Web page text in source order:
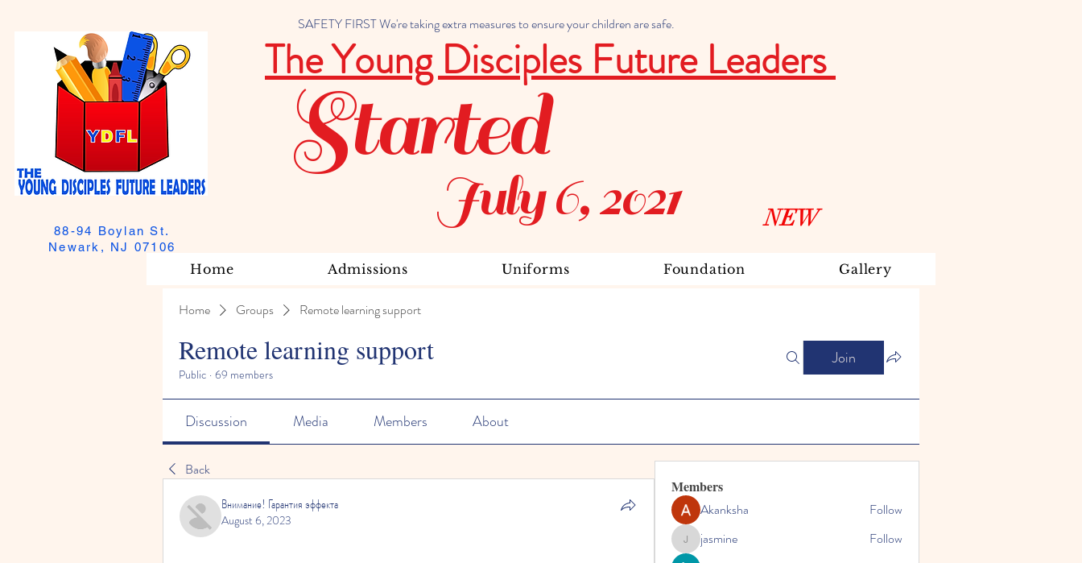
SAFETY FIRST We're taking extra measures to ensure your children are safe.
88-94 Boylan St.
Newark, NJ 07106
The Young Disciples Future Leaders
July 6, 2021
Started
Home Admissions Uniforms Foundation Gallery
NEW
Home Groups Remote learning support
Remote learning support
Public · 69 members
Join
Discussion Media Members About
Back
Внимание! Гарантия эффекта
August 6, 2023
Members
Akanksha
Follow
jasminejasmine Follow